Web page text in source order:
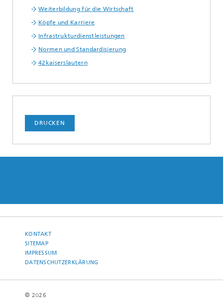
Weiterbildung für die Wirtschaft
Köpfe und Karriere
Infrastrukturdienstleistungen
Normen und Standardisierung
42kaiserslautern
DRUCKEN
KONTAKT
SITEMAP
IMPRESSUM
DATENSCHUTZERKLÄRUNG
© 2026